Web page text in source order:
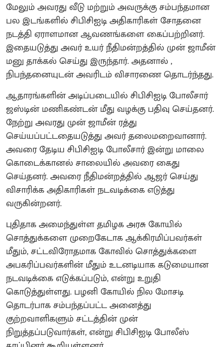
மேலும் அவரது வீடு மற்றும் அவருக்கு சம்பந்தமான
பல இடங்களில் சிபிசிஐடி அதிகாரிகள் சோதனை
நடத்தி ஏராளமான ஆவணங்களை கைப்பற்றினர்.
இதையடுத்து அவர் உயர் நீதிமன்றத்தில் முன் ஜாமீன்
மனு தாக்கல் செய்து இருந்தார். அதனால் ,
நிபந்தனையுடன் அவரிடம் விசாரணை தொடர்ந்தது.
ஆதாரங்களின் அடிப்படையில் சிபிசிஐடி போலீசார்
ஜஸ்டின் மணிகண்டன் மீது வழக்கு பதிவு செய்தனர்.
நேற்று அவரது முன் ஜாமீன் ரத்து
செய்யப்பட்டதையடுத்து அவர் தலைமறைவானார்.
அவரை தேடிய சிபிசிஐடி போலீசார் இன்று மாலை
கொடைக்கானல் சாலையில் அவரை கைது
செய்தனர். அவரை நீதிமன்றத்தில் ஆஜர் செய்து
விசாரிக்க அதிகாரிகள் நடவடிக்கை எடுத்து
வருகின்றனர்.
புதிதாக அமைந்துள்ள தமிழக அரசு கோயில்
சொத்துக்களை முறைகேடாக ஆக்கிரமிப்பவர்கள்
மீதும், சட்டவிரோதமாக கோவில் சொத்துக்களை
அபகரிப்பவர்களின் மீதும் உடனடியாக கடுமையான
நடவடிக்கை எடுக்கப்படும், என்று உறுதி
கொடுத்துள்ளது. பழனி கோயில் நில மோசடி
தொடர்பாக சம்பந்தப்பட்ட அனைத்து
குற்றவாளிகளும் சட்டத்தின் முன்
நிறுத்தப்படுவார்கள், என்று சிபிசிஐடி போலீஸ்